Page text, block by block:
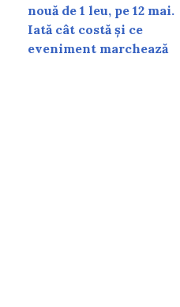
nouă de 1 leu, pe 12 mai.
Iată cât costă și ce
eveniment marchează